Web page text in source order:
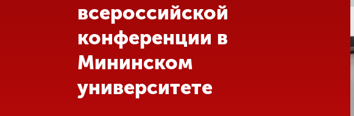
Международная
деятельность
всероссийской
конференции в
Мининском
университете